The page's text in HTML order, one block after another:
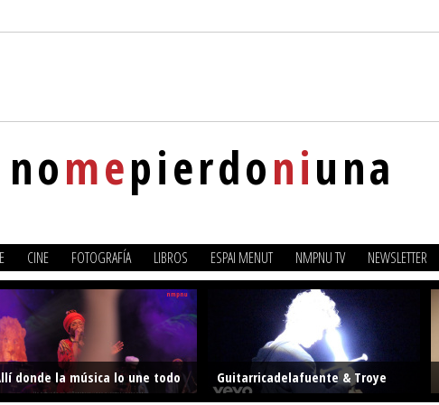
nomepierdoniuna
CINE FOTOGRAFÍA LIBROS ESPAI MENUT NMPNU TV NEWSLETTER
donde la música lo une todo
Guitarricadelafuente & Troye